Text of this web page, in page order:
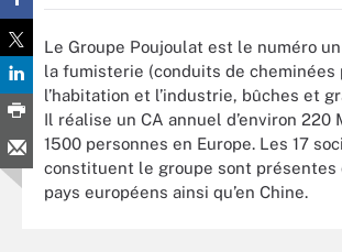
Le Groupe Poujoulat est le numéro
la fumisterie (conduits de cheminées
l’habitation et l’industrie, bûches et
Il réalise un CA annuel d’environ 220
1500 personnes en Europe. Les 17
constituent le groupe sont présentes
pays européens ainsi qu’en Chine.